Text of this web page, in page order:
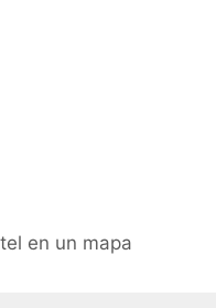
en un mapa